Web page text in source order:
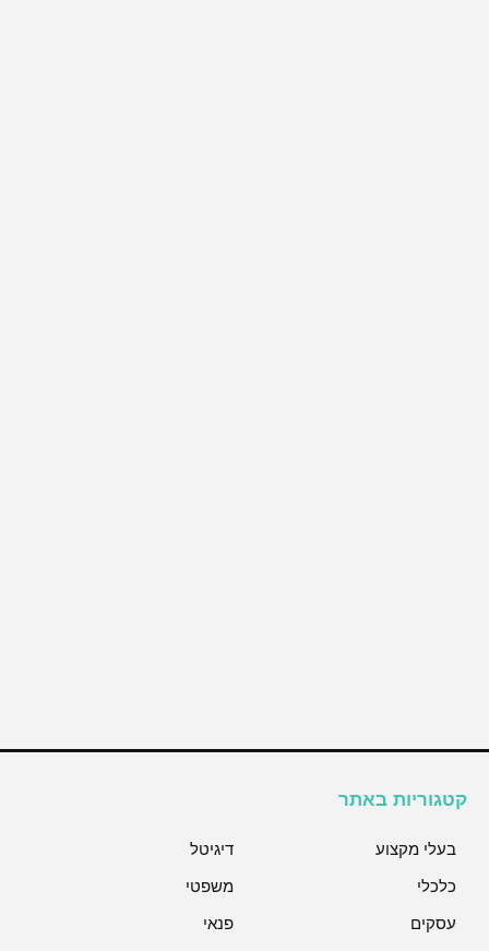
קטגוריות באתר
בעלי מקצוע
דיגיטל
כלכלי
משפטי
עסקים
פנאי